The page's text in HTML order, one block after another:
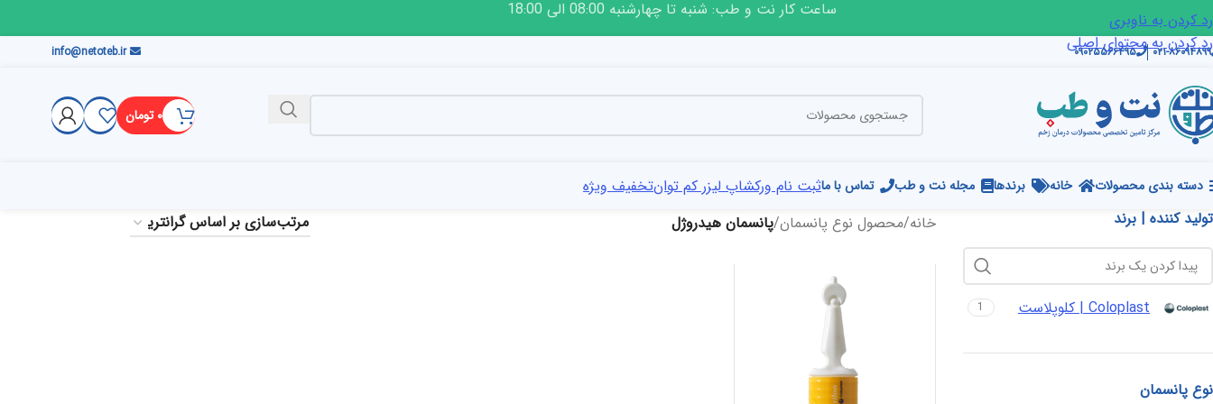
رد کردن به ناوبری
رد کردن به محتوای اصلی
ساعت کار نت و طب: شنبه تا چهارشنبه 08:00 الی 18:00
۰۲۱-۸۶۰۹۴۸۹۹ ۰۹۰۲۵۵۶۶۴۹۵ info@netoteb.ir
۰ تومان
دسته بندی محصولات خانه برندها مجله نت و طب تماس با ماثبت نام ورکشاپ لیزر کم توانتخفیف ویژه
تولید کننده | برند
Coloplast | کلوپلاست 1
نوع پانسمان
خانه/محصول نوع پانسمان/پانسمان هیدروژل